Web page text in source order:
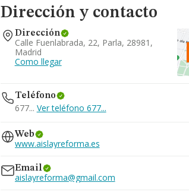
Dirección y contacto
Dirección
Calle Fuenlabrada, 22, Parla, 28981,
Madrid
Como llegar
Teléfono
677... Ver teléfono 677...
Web
www.aislayreforma.es
Email
aislayreforma@gmail.com